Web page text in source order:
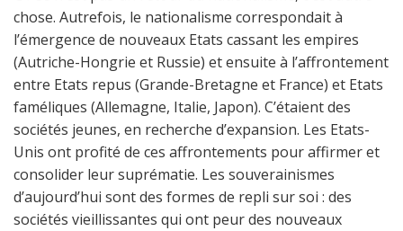
chose. Autrefois, le nationalisme correspondait à
l’émergence de nouveaux Etats cassant les empires
(Autriche-Hongrie et Russie) et ensuite à l’affrontement
entre Etats repus (Grande-Bretagne et France) et Etats
faméliques (Allemagne, Italie, Japon). C’étaient des
sociétés jeunes, en recherche d’expansion. Les Etats-
Unis ont profité de ces affrontements pour affirmer et
consolider leur suprématie. Les souverainismes
d’aujourd’hui sont des formes de repli sur soi : des
sociétés vieillissantes qui ont peur des nouveaux